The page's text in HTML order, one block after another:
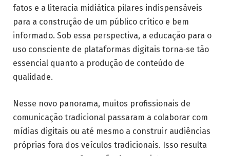
fatos e a literacia midiática pilares indispensáveis
para a construção de um público crítico e bem
informado. Sob essa perspectiva, a educação para o
uso consciente de plataformas digitais torna‑se tão
essencial quanto a produção de conteúdo de
qualidade.
Nesse novo panorama, muitos profissionais de
comunicação tradicional passaram a colaborar com
mídias digitais ou até mesmo a construir audiências
próprias fora dos veículos tradicionais. Isso resulta